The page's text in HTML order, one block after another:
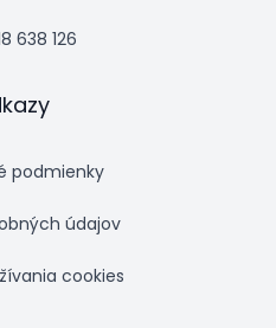
638 126
podmienky
údajov
cookies